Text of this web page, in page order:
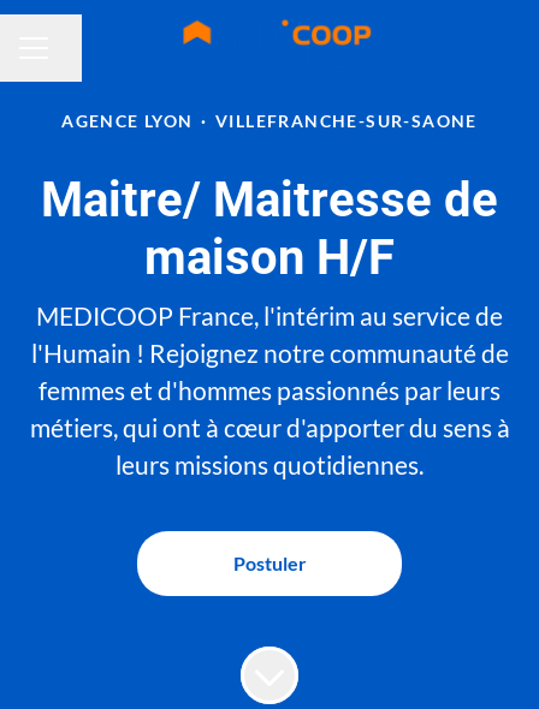
AGENCE LYON · VILLEFRANCHE-SUR-SAONE
Maitre/ Maitresse de
maison H/F
MEDICOOP France, l'intérim au service de
l'Humain ! Rejoignez notre communauté de
femmes et d'hommes passionnés par leurs
métiers, qui ont à cœur d'apporter du sens à
leurs missions quotidiennes.
Postuler